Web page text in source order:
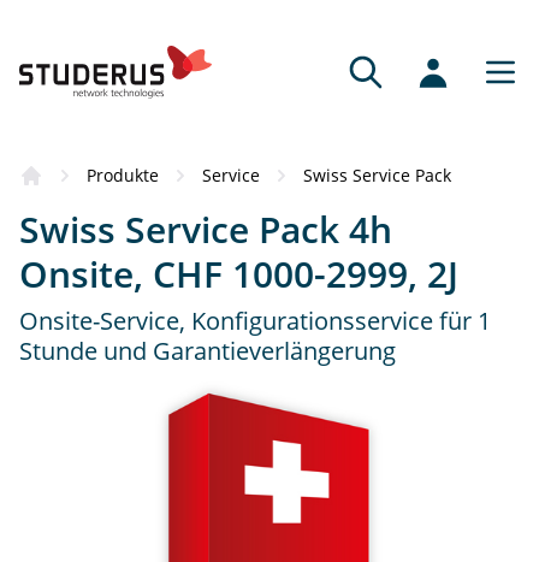
Produkte Service Swiss Service Pack
Swiss Service Pack 4h
Onsite, CHF 1000-2999, 2J
Onsite-Service, Konfigurationsservice für 1
Stunde und Garantieverlängerung